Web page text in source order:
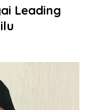
Leading